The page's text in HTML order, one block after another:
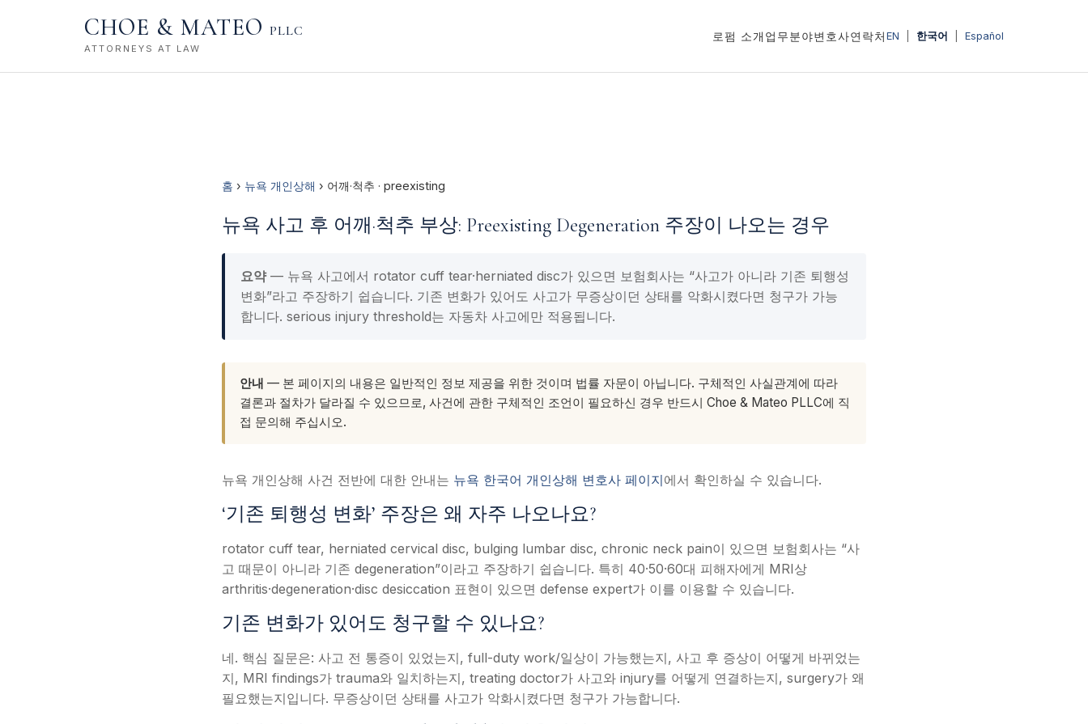
CHOE & MATEO PLLC
ATTORNEYS AT LAW
로펌 소개 업무분야변호사연락처 EN 한국어 Español
홈 › 뉴욕 개인상해 › 어깨·척추 · preexisting
뉴욕 사고 후 어깨·척추 부상: Preexisting Degeneration 주장이 나오는 경우
요약— 뉴욕 사고에서 rotator cuff tear·herniated disc가 있으면 보험회사는 “사고가 아니라 기존 퇴행성
변화”라고 주장하기 쉽습니다. 기존 변화가 있어도 사고가 무증상이던 상태를 악화시켰다면 청구가 가능
합니다. serious injury threshold는 자동차 사고에만 적용됩니다.
안내 — 본 페이지의 내용은 일반적인 정보 제공을 위한 것이며 법률 자문이 아닙니다. 구체적인 사실관계에 따라
결론과 절차가 달라질 수 있으므로, 사건에 관한 구체적인 조언이 필요하신 경우 반드시 Choe & Mateo PLLC에 직
접 문의해 주십시오.
뉴욕 개인상해 사건 전반에 대한 안내는 뉴욕 한국어 개인상해 변호사 페이지에서 확인하실 수 있습니다.
‘기존 퇴행성 변화’ 주장은 왜 자주 나오나요?
rotator cuff tear, herniated cervical disc, bulging lumbar disc, chronic neck pain이 있으면 보험회사는 “사
고 때문이 아니라 기존 degeneration”이라고 주장하기 쉽습니다. 특히 40·50·60대 피해자에게 MRI상
arthritis·degeneration·disc desiccation 표현이 있으면 defense expert가 이를 이용할 수 있습니다.
기존 변화가 있어도 청구할 수 있나요?
네. 핵심 질문은: 사고 전 통증이 있었는지, full-duty work/일상이 가능했는지, 사고 후 증상이 어떻게 바뀌었는
지, MRI findings가 trauma와 일치하는지, treating doctor가 사고와 injury를 어떻게 연결하는지, surgery가 왜
필요했는지입니다. 무증상이던 상태를 사고가 악화시켰다면 청구가 가능합니다.